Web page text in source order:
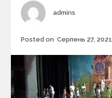
Author
admins
Posted on Серпень 27, 2021